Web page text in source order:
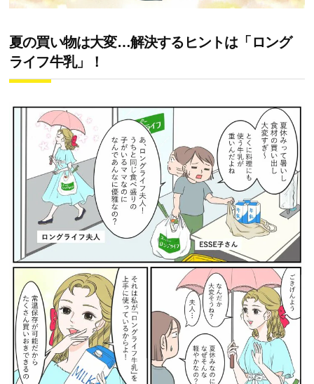
夏の買い物は大変…解決するヒントは「ロング
ライフ牛乳」！